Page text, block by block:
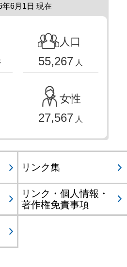
年6月1日 現在
人口
55,267 人
女性
27,567 人
リンク集
リンク・個人情報・
著作権免責事項